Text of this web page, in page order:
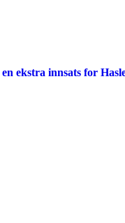
ekstra innsats for